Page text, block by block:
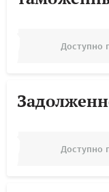
Доступно
Доступно